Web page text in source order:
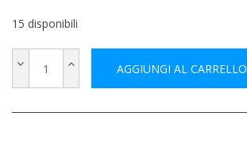
15 disponibili
AGGIUNGI AL CARRELLO